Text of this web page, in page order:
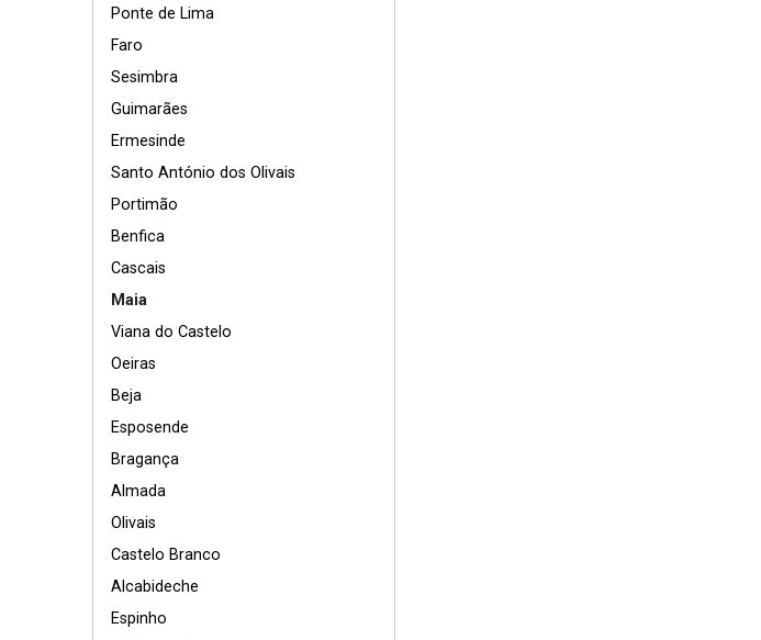
Ponte de Lima
Faro
Sesimbra
Guimarães
Ermesinde
Santo António dos Olivais
Portimão
Benfica
Cascais
Maia
Viana do Castelo
Oeiras
Beja
Esposende
Bragança
Almada
Olivais
Castelo Branco
Alcabideche
Espinho